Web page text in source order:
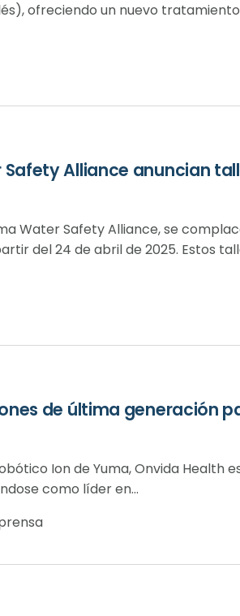
ofreciendo un nuevo
Alliance anuncian
Water Safety Alliance, se
del 24 de abril de 2025. Estos
de última generación
Ion de Yuma, Onvida Health
como líder en...